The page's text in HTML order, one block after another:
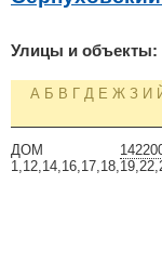
Улицы и объекты:
А Б В Г Д Е Ж З И
ДОМ